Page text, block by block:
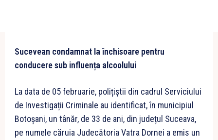
Sucevean condamnat la închisoare pentru
conducere sub influența alcoolului
La data de 05 februarie, polițiștii din cadrul Serviciului
de Investigații Criminale au identificat, în municipiul
Botoșani, un tânăr, de 33 de ani, din județul Suceava,
pe numele căruia Judecătoria Vatra Dornei a emis un